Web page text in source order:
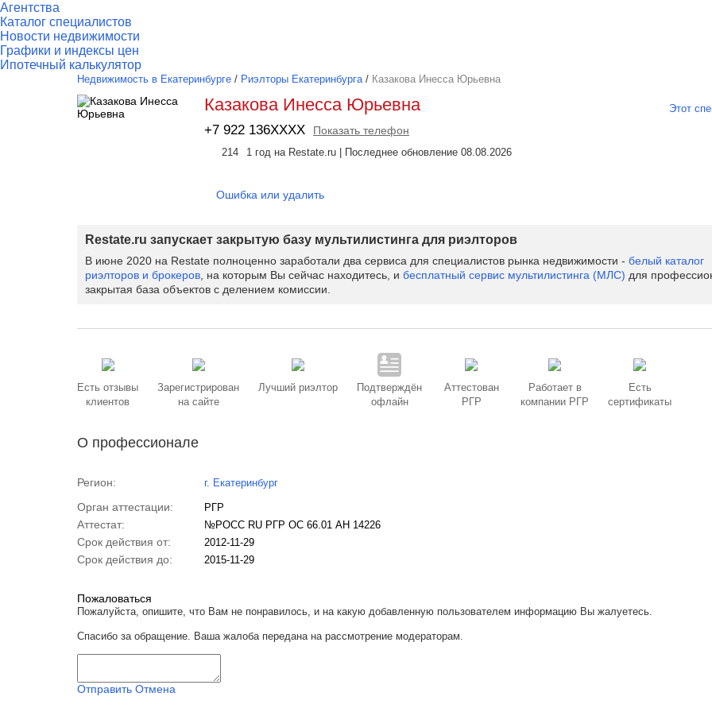
Агентства
Каталог специалистов
Новости недвижимости
Графики и индексы цен
Ипотечный калькулятор
Недвижимость в Екатеринбурге / Риэлторы Екатеринбурга / Казакова Инесса Юрьевна
Казакова Инесса Юрьевна Этот
+7 922 136XXXX Показать телефон
214 1 год на Restate.ru | Последнее обновление 08.08.2026
Ошибка или удалить
Restate.ru запускает закрытую базу мультилистинга для риэлторов
В июне 2020 на Restate полноценно заработали два сервиса для специалистов рынка недвижимости - белый каталог
риэлторов и брокеров , на которым Вы сейчас находитесь, и бесплатный сервис мультилистинга (МЛС) для
закрытая база объектов с делением комиссии.
Есть отзывы
клиентов
Зарегистрирован
на сайте
Лучший риэлтор
Подтверждён
офлайн
Аттестован
РГР
Работает в
компании РГР
Есть
сертификаты
О профессионале
Регион: г. Екатеринбург
Орган аттестации: РГР
Аттестат: №РОСС RU РГР ОС 66.01 АН 14226
Срок действия от: 2012-11-29
Срок действия до: 2015-11-29
Пожаловаться
Пожалуйста, опишите, что Вам не понравилось, и на какую добавленную пользователем информацию Вы жалуетесь.
Спасибо за обращение. Ваша жалоба передана на рассмотрение модераторам.
Отправить Отмена